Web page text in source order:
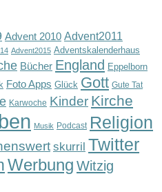
Advent 2010 Advent2011
Advent2015 Adventskalenderhaus
Bücher England Eppelborn
Foto Apps Glück Gott Gute Tat
Karwoche Kinder Kirche
Musik Podcast Religion
skurril Twitter
Werbung Witzig